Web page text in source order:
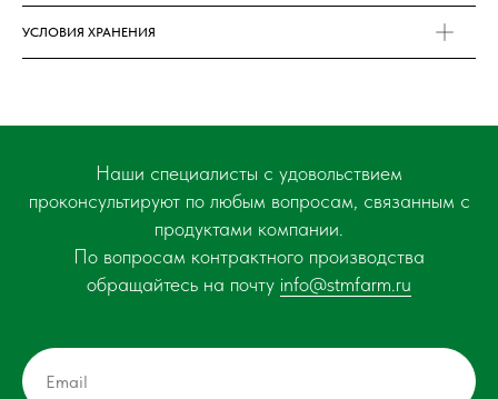
УСЛОВИЯ ХРАНЕНИЯ
Наши специалисты с удовольствием
проконсультируют по любым вопросам, связанным с
продуктами компании.
По вопросам контрактного производства
обращайтесь на почту info@stmfarm.ru